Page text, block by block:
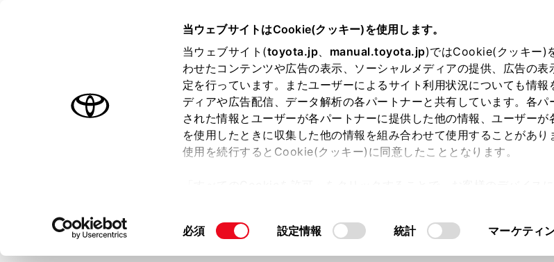
当ウェブサイトはCookie(クッキー)を使用します。
当ウェブサイト(toyota.jp、 manual.toyota.jp)ではCookie(クッキー)
わせたコンテンツや広告の表示、ソーシャルメディアの提供、広告の表
定を行っています。またユーザーによるサイト利用状況についても情報
ディアや広告配信、データ解析の各パートナーと共有しています。各
された情報とユーザーが各パートナーに提供した他の情報、ユーザーが
を使用したときに収集した他の情報を組み合わせて使用することがあ
使用を続行するとCookie(クッキー)に同意したこととなります。
て」をご覧ください。
同
必須 設定情報 統計 マーケティ
は必須です。中古車：オンライン相談
お客さま情報の入力 入力内容のご確認